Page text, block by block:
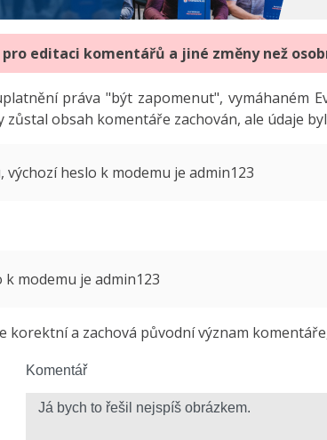
editaci komentářů a jiné změny než
práva "být zapomenut", vymáhaném
zůstal obsah komentáře zachován, ale údaje
výchozí heslo k modemu je admin123
k modemu je admin123
korektní a zachová původní význam
Komentář